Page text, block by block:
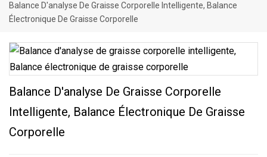
Balance D'analyse De Graisse Corporelle Intelligente, Balance
Électronique De Graisse Corporelle
Balance D'analyse De Graisse Corporelle
Intelligente, Balance Électronique De Graisse
Corporelle